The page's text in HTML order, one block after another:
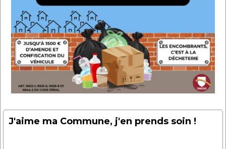
J'aime ma Commune, j'en prends soin !